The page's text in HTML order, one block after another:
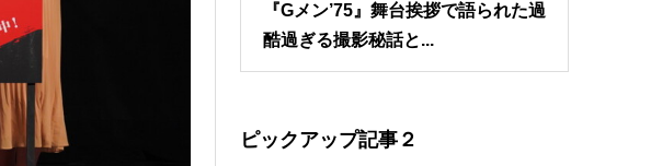
『Gメン’75』舞台挨拶で語られた過
酷過ぎる撮影秘話と...
ピックアップ記事２